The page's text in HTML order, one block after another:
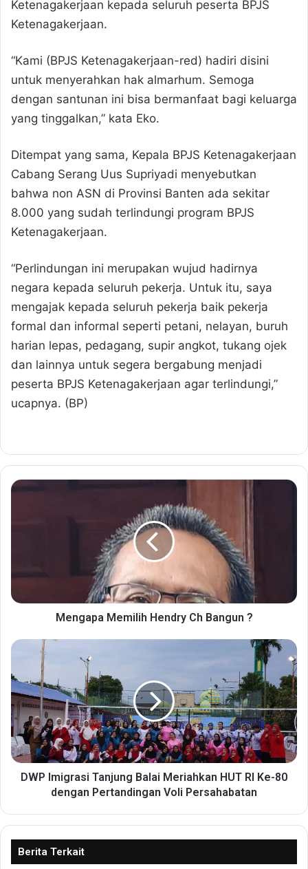
Ketenagakerjaan kepada seluruh peserta BPJS
Ketenagakerjaan.
“Kami (BPJS Ketenagakerjaan-red) hadiri disini
untuk menyerahkan hak almarhum. Semoga
dengan santunan ini bisa bermanfaat bagi keluarga
yang tinggalkan,” kata Eko.
Ditempat yang sama, Kepala BPJS Ketenagakerjaan
Cabang Serang Uus Supriyadi menyebutkan
bahwa non ASN di Provinsi Banten ada sekitar
8.000 yang sudah terlindungi program BPJS
Ketenagakerjaan.
“Perlindungan ini merupakan wujud hadirnya
negara kepada seluruh pekerja. Untuk itu, saya
mengajak kepada seluruh pekerja baik pekerja
formal dan informal seperti petani, nelayan, buruh
harian lepas, pedagang, supir angkot, tukang ojek
dan lainnya untuk segera bergabung menjadi
peserta BPJS Ketenagakerjaan agar terlindungi,”
ucapnya. (BP)
M
e
l
h
H
e
n
d
r
y
u
Mengapa Memilih Hendry Ch Bangun ?
D
P
I
m
i
g
r
a
u
DWP Imigrasi Tanjung Balai Meriahkan HUT RI Ke-80
dengan Pertandingan Voli Persahabatan
Berita Terkait